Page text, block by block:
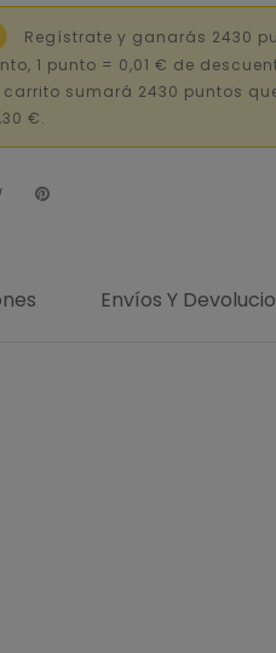
Regístrate y ganarás 2430
1 punto = 0,01 € de
carrito sumará 2430 puntos
€.
Envíos Y